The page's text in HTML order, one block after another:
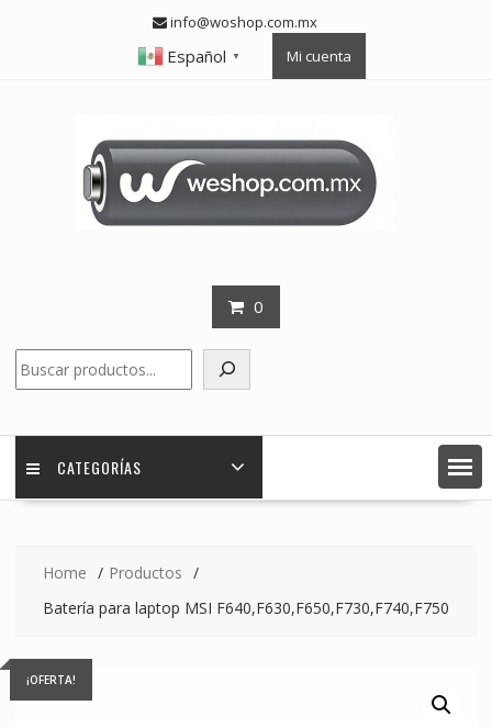
info@woshop.com.mx
Español ▼ Mi cuenta
0
CATEGORÍAS
Home
Productos
Batería para laptop MSI F640,F630,F650,F730,F740,F750
¡OFERTA!